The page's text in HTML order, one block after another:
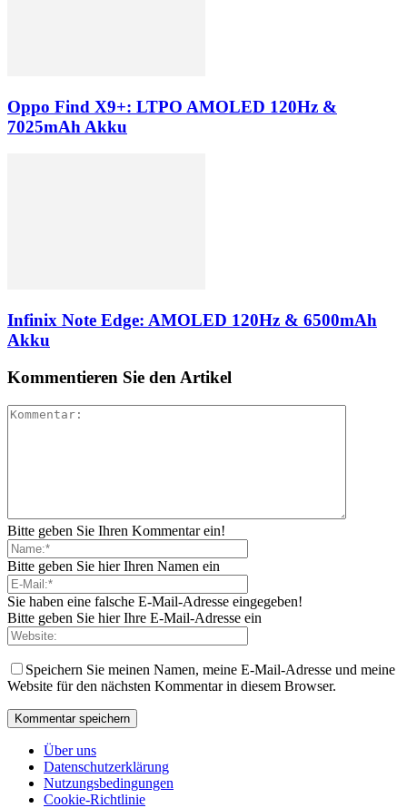
Oppo Find X9+: LTPO AMOLED 120Hz &
7025mAh Akku
Infinix Note Edge: AMOLED 120Hz & 6500mAh
Akku
Kommentieren Sie den Artikel
Bitte geben Sie Ihren Kommentar ein!
Bitte geben Sie hier Ihren Namen ein
Sie haben eine falsche E-Mail-Adresse eingegeben!
Bitte geben Sie hier Ihre E-Mail-Adresse ein
Speichern Sie meinen Namen, meine E-Mail-Adresse und meine
Website für den nächsten Kommentar in diesem Browser.
Über uns
Datenschutzerklärung
Nutzungsbedingungen
Cookie-Richtlinie